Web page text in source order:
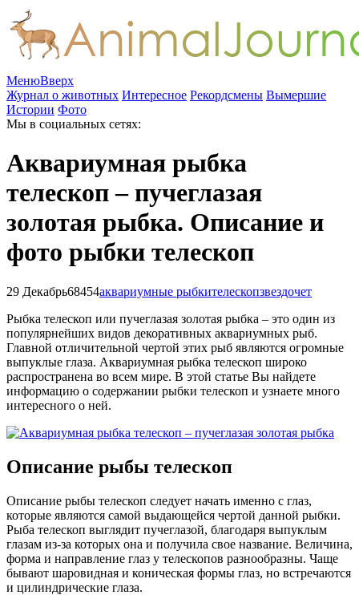
МенюВверх
Журнал о животных Интересное Рекордсмены Вымершие
Истории Фото
Мы в социальных сетях:
Аквариумная рыбка
телескоп – пучеглазая
золотая рыбка. Описание и
фото рыбки телескоп
29 Декабрь68454аквариумные рыбкителескопзвездочет
Рыбка телескоп или пучеглазая золотая рыбка – это один из
популярнейших видов декоративных аквариумных рыб.
Главной отличительной чертой этих рыб являются огромные
выпуклые глаза. Аквариумная рыбка телескоп широко
распространена во всем мире. В этой статье Вы найдете
информацию о содержании рыбки телескоп и узнаете много
интересного о ней.
Описание рыбы телескоп
Описание рыбы телескоп следует начать именно с глаз,
которые являются самой выдающейся чертой данной рыбки.
Рыба телескоп выглядит пучеглазой, благодаря выпуклым
глазам из-за которых она и получила свое название. Величина,
форма и направление глаз у телескопов разнообразны. Чаще
бывают шаровидная и коническая формы глаз, но встречаются
и цилиндрические глаза.